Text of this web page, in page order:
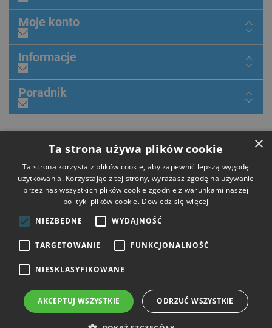
Moje konto
Informacje
Poradnik
Płatności
×
Ta strona używa plików cookie
Ta strona korzysta z plików cookie, aby zapewnić lepszą wygodę
użytkowania. Korzystając z tej strony, wyrażasz zgodę na używanie
przez nas wszystkich plików cookie zgodnie z warunkami naszej
polityki plików cookie. Dowiedz się więcej
NIEZBĘDNE
WYDAJNOŚĆ
TARGETOWANIE FUNKCJONALNOŚĆ
NIESKLASYFIKOWANE
AKCEPTUJ WSZYSTKIE ODRZUĆ WSZYSTKIE